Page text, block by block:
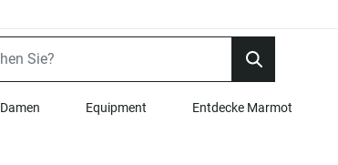
Damen Equipment Entdecke Marmot